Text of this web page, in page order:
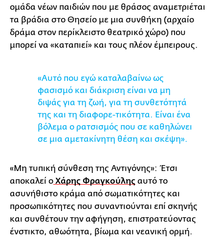
ομάδα νέων παιδιών που με θράσος αναμετριέται
τα βράδια στο Θησείο με μια συνθήκη (αρχαίο
δράμα στον περίκλειστο θεατρικό χώρο) που
μπορεί να «καταπιεί» και τους πλέον έμπειρους.
«Αυτό που εγώ καταλαβαίνω ως
φασισμό και διάκριση είναι να μη
διψάς για τη ζωή, για τη συνθετότητά
της και τη διαφορε-τικότητα. Είναι ένα
βόλεμα ο ρατσισμός που σε καθηλώνει
σε μια αμετακίνητη θέση και σκέψη».
«Μη τυπική σύνθεση της Αντιγόνης»: Έτσι
αποκαλεί ο Χάρης Φραγκούλης αυτό το
ασυνήθιστο κράμα από σωματικότητες και
προσωπικότητες που συναντιούνται επί σκηνής
και συνθέτουν την αφήγηση, επιστρατεύοντας
ένστικτο, αθωότητα, βίωμα και νεανική ορμή.